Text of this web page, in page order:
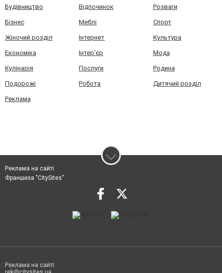
Будівництво Відпочинок Розваги
Бізнес Меблі Спорт
Жіночий розділ Інтернет Культура
Економіка Інтер'єр Мода
Кулінарія Послуги Родина
Подорожі Робота Дитячий розділ
Реклама
Реклама на сайті
Франшиза "CitySites"
Реклама на сайті: